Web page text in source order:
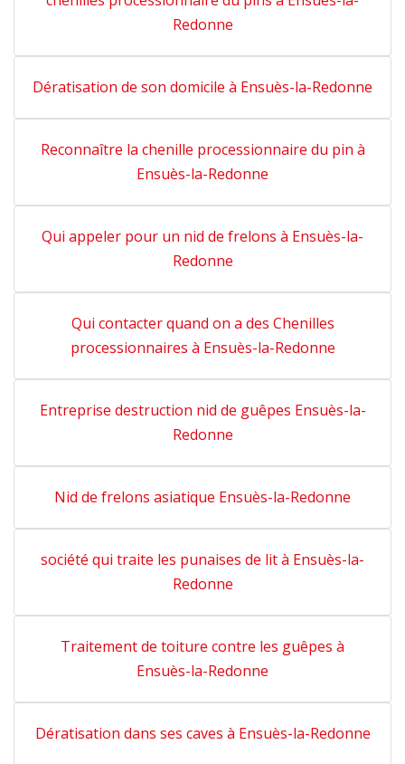
Redonne
Dératisation de son domicile à Ensuès-la-Redonne
Reconnaître la chenille processionnaire du pin à
Ensuès-la-Redonne
Qui appeler pour un nid de frelons à Ensuès-la-
Redonne
Qui contacter quand on a des Chenilles
processionnaires à Ensuès-la-Redonne
Entreprise destruction nid de guêpes Ensuès-la-
Redonne
Nid de frelons asiatique Ensuès-la-Redonne
société qui traite les punaises de lit à Ensuès-la-
Redonne
Traitement de toiture contre les guêpes à
Ensuès-la-Redonne
Dératisation dans ses caves à Ensuès-la-Redonne